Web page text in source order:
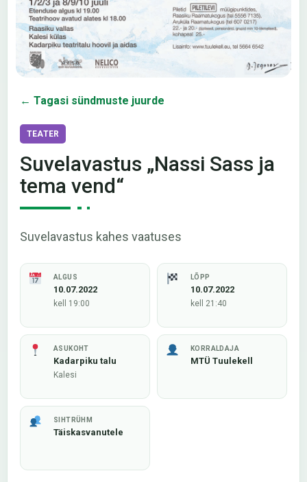
← Tagasi sündmuste juurde
TEATER
Suvelavastus „Nassi Sass ja
tema vend“
Suvelavastus kahes vaatuses
ALGUS
10.07.2022
kell 19:00
LÕPP
10.07.2022
kell 21:40
ASUKOHT
Kadarpiku talu
Kalesi
KORRALDAJA
MTÜ Tuulekell
SIHTRÜHM
Täiskasvanutele